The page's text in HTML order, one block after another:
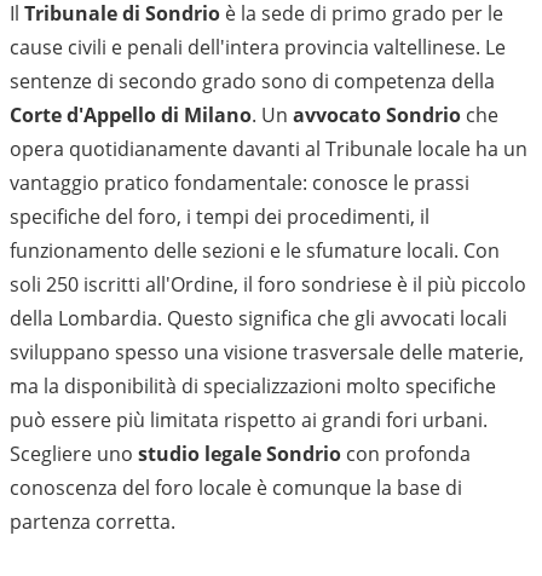
Il Tribunale di Sondrio è la sede di primo grado per le
cause civili e penali dell'intera provincia valtellinese. Le
sentenze di secondo grado sono di competenza della
Corte d'Appello di Milano. Un avvocato Sondrio che
opera quotidianamente davanti al Tribunale locale ha un
vantaggio pratico fondamentale: conosce le prassi
specifiche del foro, i tempi dei procedimenti, il
funzionamento delle sezioni e le sfumature locali. Con
soli 250 iscritti all'Ordine, il foro sondriese è il più piccolo
della Lombardia. Questo significa che gli avvocati locali
sviluppano spesso una visione trasversale delle materie,
ma la disponibilità di specializzazioni molto specifiche
può essere più limitata rispetto ai grandi fori urbani.
Scegliere uno studio legale Sondrio con profonda
conoscenza del foro locale è comunque la base di
partenza corretta.